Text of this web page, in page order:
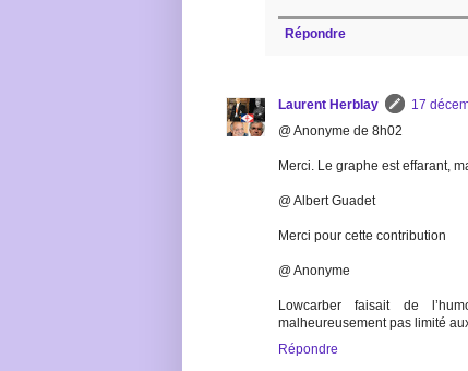
Répondre
Laurent Herblay
17
@ Anonyme de 8h02
Merci. Le graphe est effarant,
@ Albert Guadet
Merci pour cette contribution
@ Anonyme
Lowcarber faisait de
malheureusement pas limité
Répondre